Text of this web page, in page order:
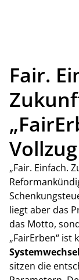
Fair.
„Fair. Einfach.
liegt aber das
das Motto,
„FairErben“ ist
Systemwechsel
sitzen die